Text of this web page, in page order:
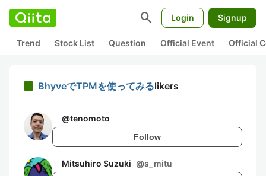
search Login Signup
Trend Stock List Question Official Event Official
BhyveでTPMを使ってみるlikers
@tenomoto
Follow
Mitsuhiro Suzuki @s_mitu